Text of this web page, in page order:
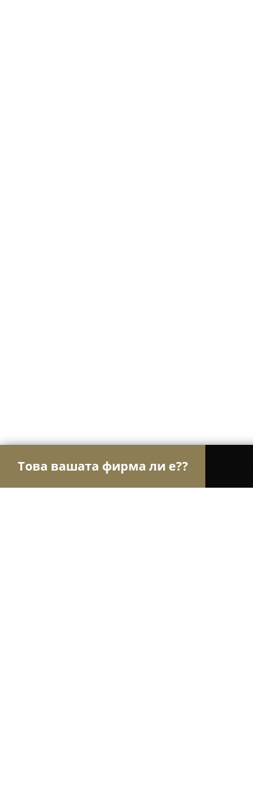
Това вашата фирма ли е??